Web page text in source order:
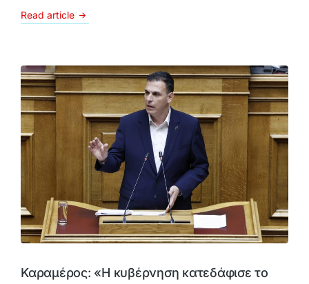
Read article
Καραμέρος: «Η κυβέρνηση κατεδάφισε το